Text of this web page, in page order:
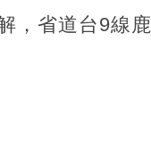
，省道台9線鹿